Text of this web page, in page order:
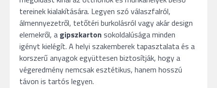
tereinek kialakítására. Legyen szó válaszfalról,
álmennyezetről, tetőtéri burkolásról vagy akár design
elemekről, a gipszkarton sokoldalúsága minden
igényt kielégít. A helyi szakemberek tapasztalata és a
korszerű anyagok együttesen biztosítják, hogy a
végeredmény nemcsak esztétikus, hanem hosszú
távon is tartós legyen.